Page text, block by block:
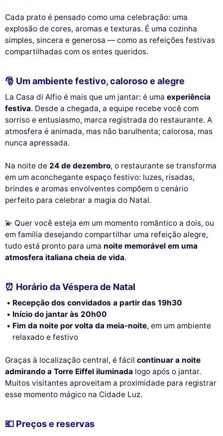
Cada prato é pensado como uma celebração: uma
explosão de cores, aromas e texturas. É uma cozinha
simples, sincera e generosa — como as refeições festivas
compartilhadas com os entes queridos.
🎅 Um ambiente festivo, caloroso e alegre
La Casa di Alfio é mais que um jantar: é uma experiência
festiva. Desde a chegada, a equipe recebe você com
sorriso e entusiasmo, marca registrada do restaurante. A
atmosfera é animada, mas não barulhenta; calorosa, mas
nunca apressada.
Na noite de 24 de dezembro, o restaurante se transforma
em um aconchegante espaço festivo: luzes, risadas,
brindes e aromas envolventes compõem o cenário
perfeito para celebrar a magia do Natal.
💫 Quer você esteja em um momento romântico a dois, ou
em família desejando compartilhar uma refeição alegre,
tudo está pronto para uma noite memorável em uma
atmosfera italiana cheia de vida.
⏰ Horário da Véspera de Natal
Recepção dos convidados a partir das 19h30
Início do jantar às 20h00
Fim da noite por volta da meia-noite, em um ambiente
relaxado e festivo
Graças à localização central, é fácil continuar a noite
admirando a Torre Eiffel iluminada logo após o jantar.
Muitos visitantes aproveitam a proximidade para registrar
esse momento mágico na Cidade Luz.
💶 Preços e reservas